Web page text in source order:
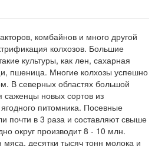
комбайнов и много другой
колхозов. Большие
культуры, как лен, сахарная
пшеница. Многие колхозы успешно
В северных областях большой
саженцы новых сортов из
питомника. Посевные
почти в 3 раза и составляют свыше
округ производит 8 - 10 млн.
мяса, десятки тысяч тонн молока и